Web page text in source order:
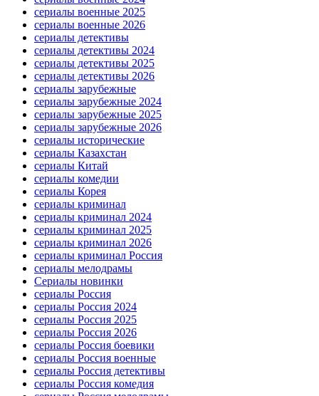
сериалы военные 2025
сериалы военные 2026
сериалы детективы
сериалы детективы 2024
сериалы детективы 2025
сериалы детективы 2026
сериалы зарубежные
сериалы зарубежные 2024
сериалы зарубежные 2025
сериалы зарубежные 2026
сериалы исторические
сериалы Казахстан
сериалы Китай
сериалы комедии
сериалы Корея
сериалы криминал
сериалы криминал 2024
сериалы криминал 2025
сериалы криминал 2026
сериалы криминал Россия
сериалы мелодрамы
Сериалы новинки
сериалы Россия
сериалы Россия 2024
сериалы Россия 2025
сериалы Россия 2026
сериалы Россия боевики
сериалы Россия военные
сериалы Россия детективы
сериалы Россия комедия